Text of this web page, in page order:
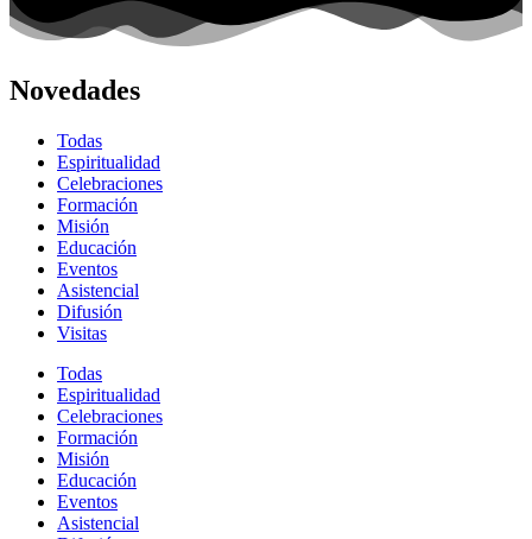
Novedades
Todas
Espiritualidad
Celebraciones
Formación
Misión
Educación
Eventos
Asistencial
Difusión
Visitas
Todas
Espiritualidad
Celebraciones
Formación
Misión
Educación
Eventos
Asistencial